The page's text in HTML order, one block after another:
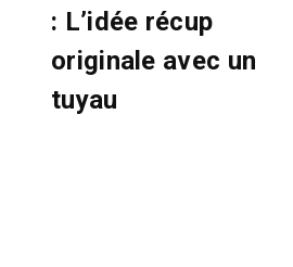
: L’idée récup
originale avec un
tuyau